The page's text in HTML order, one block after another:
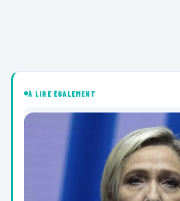
À LIRE ÉGALEMENT